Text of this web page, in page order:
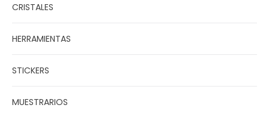
CRISTALES
HERRAMIENTAS
STICKERS
MUESTRARIOS